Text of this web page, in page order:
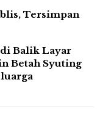
Tersimpan
Balik Layar
Betah Syuting